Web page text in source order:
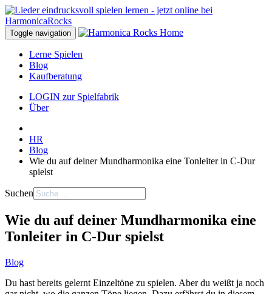
Toggle navigation
Lerne Spielen
Blog
Kaufberatung
LOGIN zur Spielfabrik
Über
HR
Blog
Wie du auf deiner Mundharmonika eine Tonleiter in C-Dur
spielst
Suchen
Wie du auf deiner Mundharmonika eine
Tonleiter in C-Dur spielst
Blog
Du hast bereits gelernt Einzeltöne zu spielen. Aber du weißt ja noch